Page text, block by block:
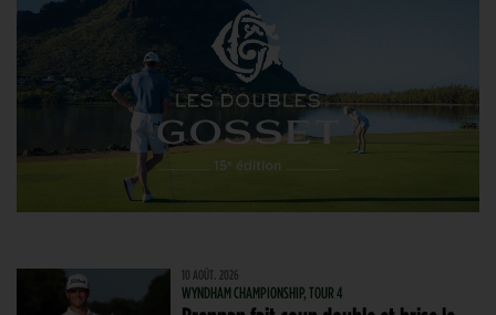
10 AOÛT. 2026
WYNDHAM CHAMPIONSHIP, TOUR 4